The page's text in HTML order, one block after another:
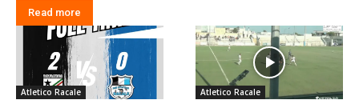
Read more
Atletico Racale Atletico Racale